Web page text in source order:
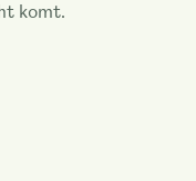
komt.